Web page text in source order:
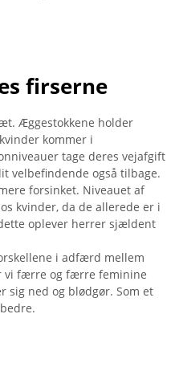
firserne
Æggestokkene holder
kommer i
tage deres vejafgift
velbefindende også tilbage.
forsinket. Niveauet af
kvinder, da de allerede er i
oplever herrer sjældent
i adfærd mellem
vi færre og færre feminine
sig ned og blødgør. Som et